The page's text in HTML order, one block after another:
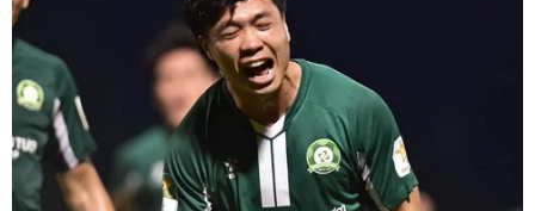
Tuấn Anh được xem là một trong những người đầu
tiên tại Việt Nam tiên phong làm về rêu nghệ thuật
- một lĩnh vực mới mẻ và trừu tượng nơi rêu là
nhân vật chính tạo nên cái hồn của tác phẩm.
Thú chơi rêu xuất hiện ở Việt Nam đã hơn chục